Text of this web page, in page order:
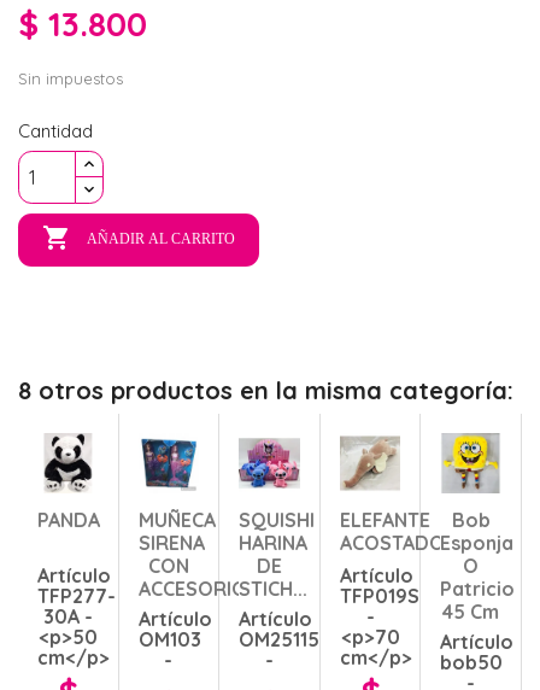
$ 13.800
Sin impuestos
Cantidad
 AÑADIR AL CARRITO
8 otros productos en la misma categoría:
PANDA
Artículo
TFP277-
30A -
<p>50
cm</p>
MUÑECA
SIRENA
CON
ACCESORIOS
Artículo
OM103
-
SQUISHI
HARINA
DE
STICH...
Artículo
OM25115
-
ELEFANTE
ACOSTADO
Artículo
TFP019S
-
<p>70
cm</p>
Bob
Esponja
O
Patricio
45 Cm
Artículo
bob50
-